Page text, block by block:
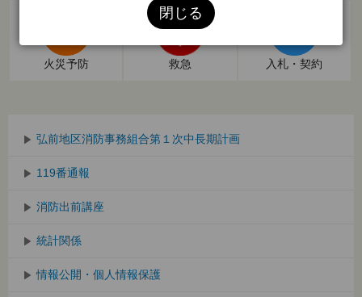
閉じる
火災予防 救急 入札・契約
弘前地区消防事務組合第１次中長期計画
119番通報
消防出前講座
統計関係
情報公開・個人情報保護